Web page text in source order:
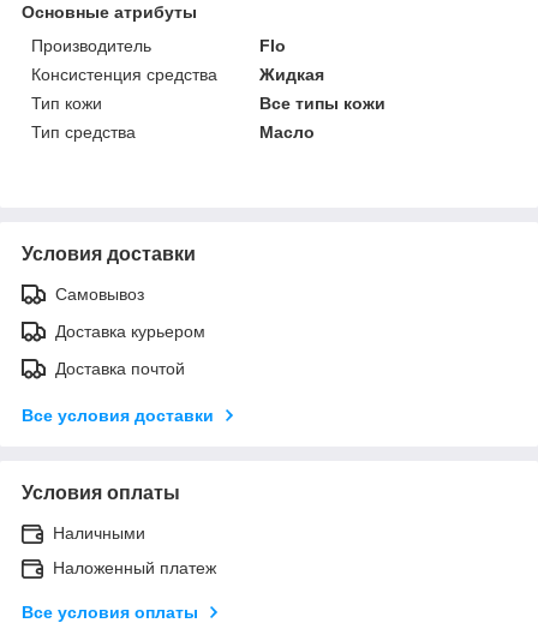
Основные атрибуты
Производитель
Flo
Консистенция средства
Жидкая
Тип кожи
Все типы кожи
Тип средства
Масло
Условия доставки
Самовывоз
Доставка курьером
Доставка почтой
Все условия доставки
Условия оплаты
Наличными
Наложенный платеж
Все условия оплаты